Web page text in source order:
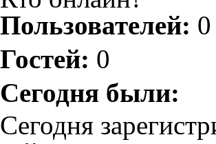
Пользователей: 0
Гостей: 0
Сегодня были:
Сегодня